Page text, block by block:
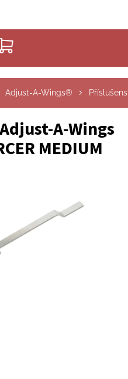
NÁKUPNÍ
KOŠÍK
Adjust-A-Wings®
A-Wings
MEDIUM